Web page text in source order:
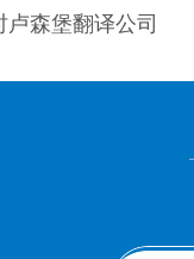
训翻译 标准级 专业级
卢森堡翻译公司